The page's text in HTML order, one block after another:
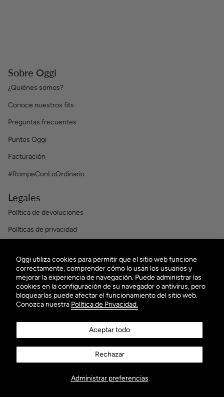
Oggi utiliza cookies para permitir que el sitio web funcione
correctamente, comprender cómo lo usan los usuarios y
mejorar la experiencia de navegación. Puede administrar las
cookies en la configuración de su navegador o antivirus, pero
bloquearlas puede afectar el funcionamiento del sitio web.
Conozca nuestra Política de Privacidad.
Administrar preferencias
Aceptar todo
Rechazar
AGREGAR AL CARRITO
Sobre Oggi
¿Quiénes somos?
Conoce nuestros fits
Preguntas frecuentes
Puntos Oggi
Facturación
#RompeConLoOrdinario
Legales
Política de devoluciones
Políticas de privacidad
OBTÉN $100 EN TU PRIMERA COMPRA
¡Suscribiéndote a nuestro Newsletter!